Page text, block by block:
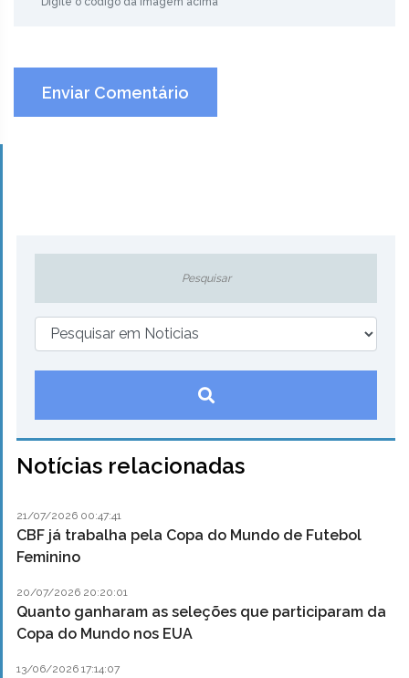
Enviar Comentário
Notícias relacionadas
21/07/2026 00:47:41
CBF já trabalha pela Copa do Mundo de Futebol
Feminino
20/07/2026 20:20:01
Quanto ganharam as seleções que participaram da
Copa do Mundo nos EUA
13/06/2026 17:14:07